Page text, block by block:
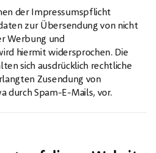
der Impressumspflicht
zur Übersendung von nicht
Werbung und
hiermit widersprochen. Die
sich ausdrücklich rechtliche
Zusendung von
durch Spam-E-Mails, vor.